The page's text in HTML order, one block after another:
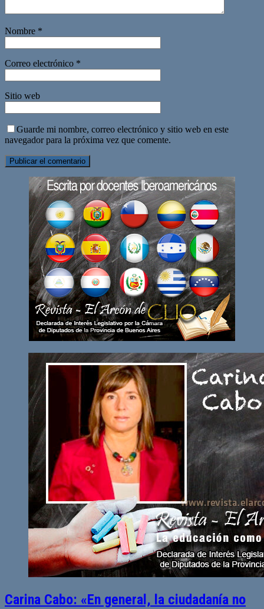
Nombre *
Correo electrónico *
Sitio web
Guarde mi nombre, correo electrónico y sitio web en este
navegador para la próxima vez que comente.
Carina Cabo: «En general, la ciudadanía no